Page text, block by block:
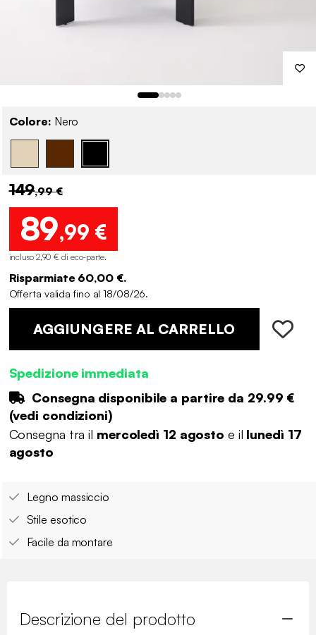
Colore: Nero
149,99 €
89,99 €
incluso 2,90 € di eco-parte.
Risparmiate 60,00 €.
Offerta valida fino al 18/08/26.
AGGIUNGERE AL CARRELLO
Spedizione immediata
Consegna disponibile a partire da 29.99 €
(vedi condizioni)
Consegna tra il mercoledì 12 agosto e il lunedì 17
agosto
Legno massiccio
Stile esotico
Facile da montare
Descrizione del prodotto